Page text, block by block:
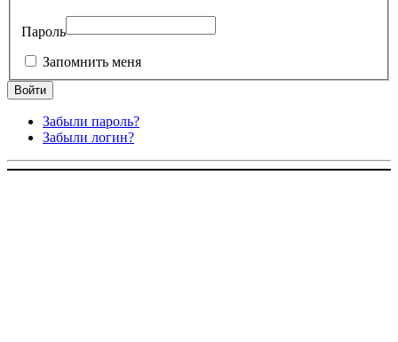
Пароль
Запомнить меня
Забыли пароль?
Забыли логин?